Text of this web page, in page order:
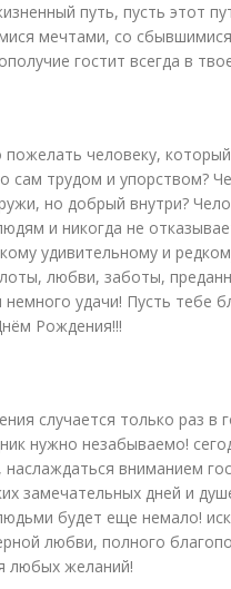
путь, пусть этот
мечтами, со
гостит всегда в
человеку,
сам трудом и упорством?
но добрый внутри?
и никогда не
удивительному и
любви, заботы,
немного удачи! Пусть тебе
Рождения!!!
случается только раз в
нужно незабываемо!
наслаждаться вниманием
замечательных дней и
будет еще немало!
любви, полного
любых желаний!